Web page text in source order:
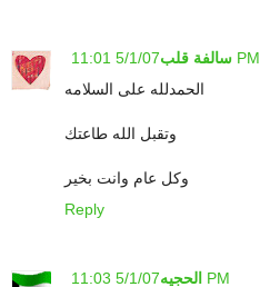
سالفة قلب 5/1/07 11:01 PM
الحمدلله على السلامه
وتقبل الله طاعتك
وكل عام وانت بخير
Reply
الحجيه 5/1/07 11:03 PM